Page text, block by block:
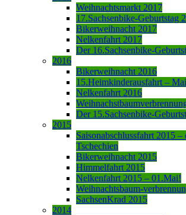
Weihnachtsmarkt 2017
17.Sachsenbike-Geburtstag
Bikerweihnacht 2017
Nelkenfahrt 2017
Der 16.Sachsenbike-
2016
Bikerweihnacht 2016
15.Heimkinderausfahrt –
Nelkenfahrt 2016
Der 15.Sachsenbike-
2015
Saisonabschlussfahrt 2015
Tschechien
Bikerweihnacht 2015
Himmelfahrt 2015
Nelkenfahrt 2015 – 01.Mai!
Weihnachtsbaum-
SachsenKrad 2015
2014